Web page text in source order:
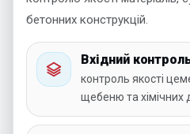
бетонних конструкцій.
Вхідний
контроль якості
щебеню та хімічних